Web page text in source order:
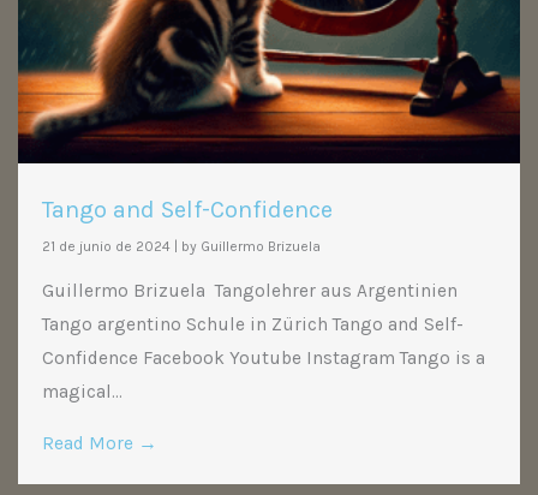
Tango and Self-Confidence
21 de junio de 2024 | by Guillermo Brizuela
Guillermo Brizuela Tangolehrer aus Argentinien
Tango argentino Schule in Zürich Tango and Self-
Confidence Facebook Youtube Instagram Tango is a
magical...
Read More →